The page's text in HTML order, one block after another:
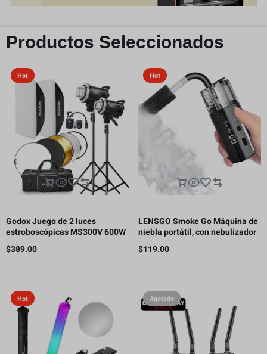
Productos Seleccionados
Hot
Godox Juego de 2 luces
estroboscópicas MS300V 600W
para estudio
$389.00
Hot
LENSGO Smoke Go Máquina de
niebla portátil, con nebulizador
de control remoto para
fotografía
$119.00
Hot Agotado